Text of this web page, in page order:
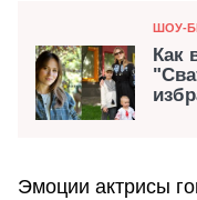
ШОУ-
Как
Эмоции актрисы